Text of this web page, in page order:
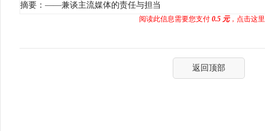
摘要：——兼谈主流媒体的责任与担当
阅读此信息需要您支付 0.5 元，点击这
返回顶部